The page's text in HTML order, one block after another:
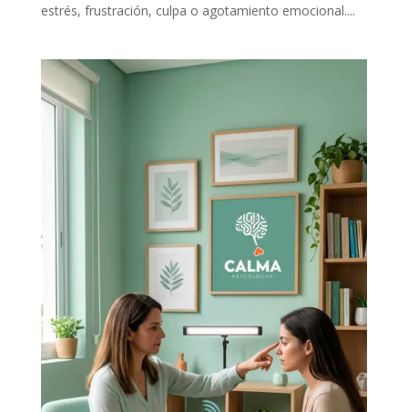
estrés, frustración, culpa o agotamiento emocional....